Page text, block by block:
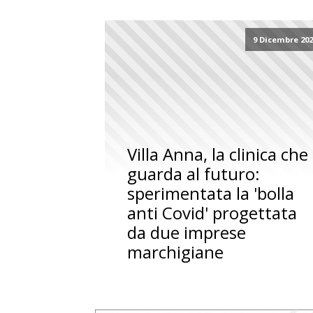
9 Dicembre
Villa Anna, la clinica che
guarda al futuro:
sperimentata la 'bolla
anti Covid' progettata
da due imprese
marchigiane